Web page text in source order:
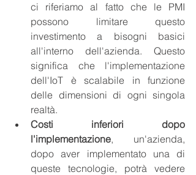
ci riferiamo al fatto che le PMI
possono limitare questo
investimento a bisogni basici
all'interno dell'azienda. Questo
significa che l'implementazione
dell'IoT è scalabile in funzione
delle dimensioni di ogni singola
realtà.
Costi inferiori dopo
l'implementazione, un'azienda,
dopo aver implementato una di
queste tecnologie, potrà vedere